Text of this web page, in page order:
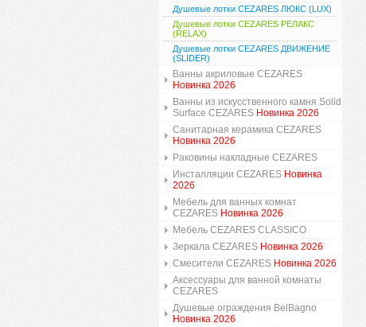
Душевые лотки CEZARES ЛЮКС (LUX)
Душевые лотки CEZARES РЕЛАКС
(RELAX)
Душевые лотки CEZARES ДВИЖЕНИЕ
(SLIDER)
Ванны акриловые CEZARES
Новинка 2026
Ванны из искусственного камня Solid
Surface CEZARES Новинка 2026
Санитарная керамика CEZARES
Новинка 2026
Раковины накладные CEZARES
Инсталляции CEZARES Новинка
2026
Мебель для ванных комнат
CEZARES Новинка 2026
Мебель CEZARES CLASSICO
Зеркала CEZARES Новинка 2026
Смесители CEZARES Новинка 2026
Аксессуары для ванной комнаты
CEZARES
Душевые ограждения BelBagno
Новинка 2026